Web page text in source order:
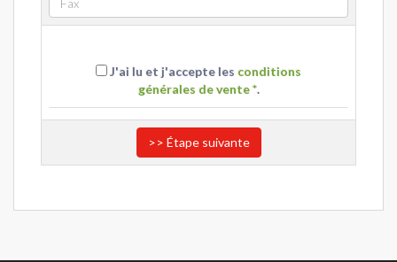
J'ai lu et j'accepte les conditions
générales de vente *.
>> Étape suivante